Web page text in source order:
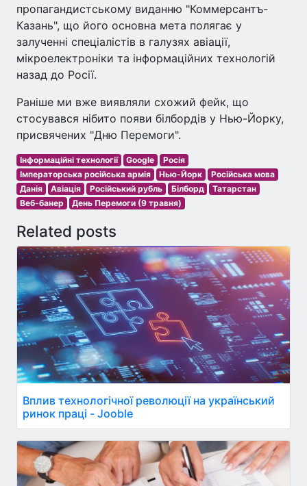
пропагандистському виданню "Коммерсантъ-
Казань", що його основна мета полягає у
залученні спеціалістів в галузях авіації,
мікроелектроніки та інформаційних технологій
назад до Росії.
Раніше ми вже виявляли схожий фейк, що
стосувався нібито появи білбордів у Нью-Йорку,
присвячених "Дню Перемоги".
Інформаційні технології Google
Росія
Імператорська російська армія
Нью-Йорк
Російська мова
Данія
Авіація Російський рубль Білборд
Татарстан
Веб-банер
День Перемоги (9 травня)
Related posts
Вплив технологічної революції на український
ринок праці - Jooble